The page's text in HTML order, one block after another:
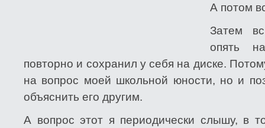
А потом
Затем
опять
повторно и сохранил у себя на диске.
на вопрос моей школьной юности, но и
объяснить его другим.
А вопрос этот я периодически слышу, в